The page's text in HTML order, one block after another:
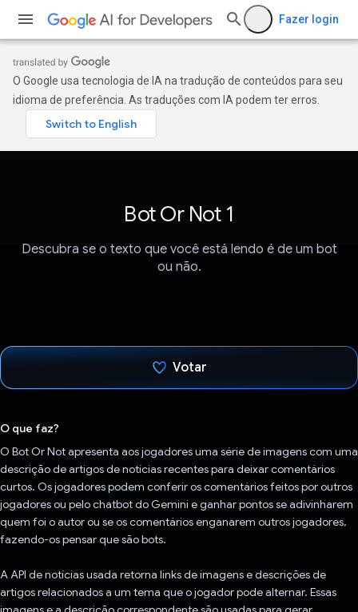
Fazer login
O Google usa tecnologia de IA na tradução de conteúdos para seu
idioma de preferência. As traduções com IA podem ter erros.
Bot Or Not 1
Descubra se o texto que você está lendo é de um bot
ou não.
Votar
O que faz?
O Bot Or Not apresenta aos jogadores uma série de imagens com uma
descrição de artigos de notícias recentes para deixar comentários
curtos. Os jogadores podem conferir os comentários feitos por outros
jogadores ou pelo chatbot do Gemini e ganhar pontos se adivinharem
quem foi o autor ou se os comentários enganarem outros jogadores,
fazendo-os pensar que são bots.
A API de notícias usada retorna links de imagens e descrições de
artigos relacionados a um tema que o jogador pode alternar. Essas